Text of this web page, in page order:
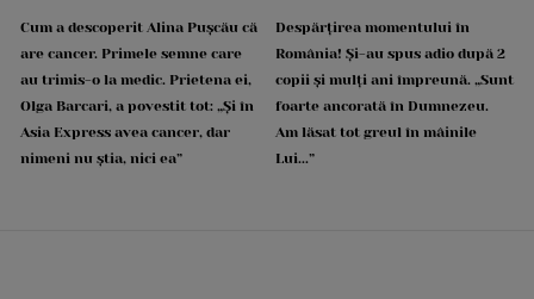
Cum a descoperit Alina Pușcău că
are cancer. Primele semne care
au trimis-o la medic. Prietena ei,
Olga Barcari, a povestit tot: „Și în
Asia Express avea cancer, dar
nimeni nu știa, nici ea”
Despărțirea momentului în
România! Și-au spus adio după 2
copii și mulți ani împreună. „Sunt
foarte ancorată în Dumnezeu.
Am lăsat tot greul în mâinile
Lui...”